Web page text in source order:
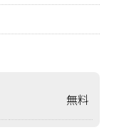
無料